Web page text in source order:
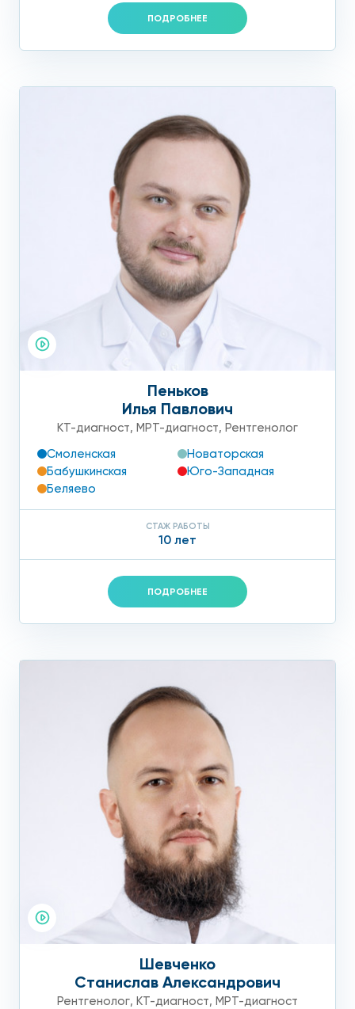
ПОДРОБНЕЕ
Пеньков
Илья Павлович
КТ-диагност, МРТ-диагност, Рентгенолог
Смоленская
Новаторская
Бабушкинская
Юго-Западная
Беляево
СТАЖ РАБОТЫ
10 лет
ПОДРОБНЕЕ
Шевченко
Станислав Александрович
Рентгенолог, КТ-диагност, МРТ-диагност